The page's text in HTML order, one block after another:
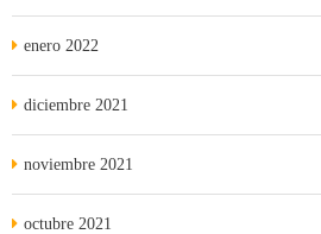
enero 2022
diciembre 2021
noviembre 2021
octubre 2021